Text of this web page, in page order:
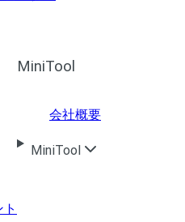
MiniTool
会社概要
MiniTool